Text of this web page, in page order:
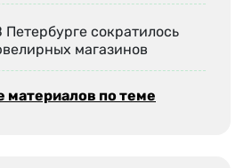
Петербурге сократилось
магазинов
материалов по теме